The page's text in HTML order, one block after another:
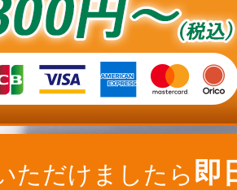
ただけましたら 即